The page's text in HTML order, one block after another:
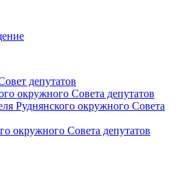
депутатов
окружного Совета депутатов
Руднянского окружного Совета
окружного Совета депутатов